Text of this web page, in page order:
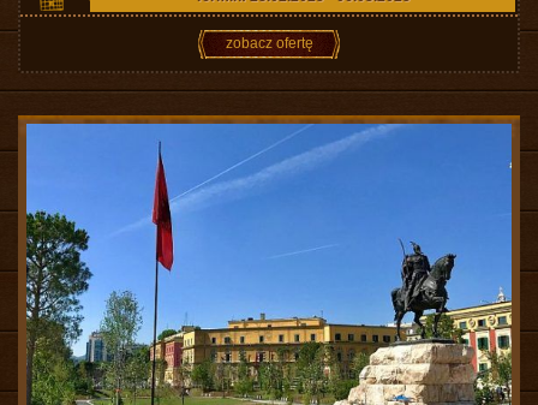
zobacz ofertę